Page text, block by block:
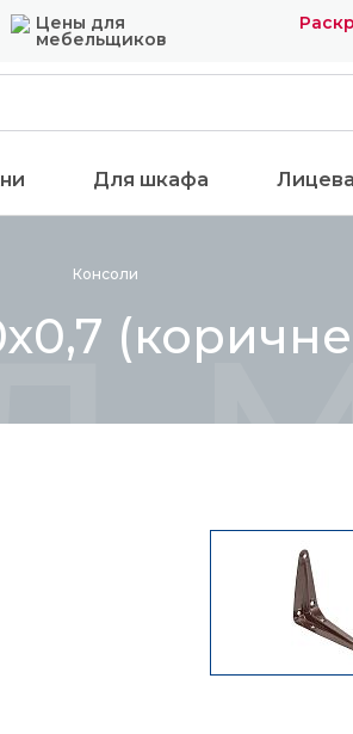
Цены для
мебельщиков
Для шкафа
Консоли